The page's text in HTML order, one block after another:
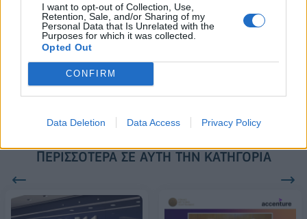
I want to opt-out of Collection, Use,
Retention, Sale, and/or Sharing of my
Personal Data that Is Unrelated with the
Purposes for which it was collected.
Opted Out
CONFIRM
Data Deletion Data Access Privacy Policy
Alpha Bank: Για πρώτη φορά το
Αρχαίο Θέατρο Επιδαύρου
άνοιξε τις πύλες του σε όλους
ΠΕΡΙΣΣΌΤΕΡΑ ΣΕ ΑΥΤΉ ΤΗΝ ΚΑΤΗΓΟΡΊΑ